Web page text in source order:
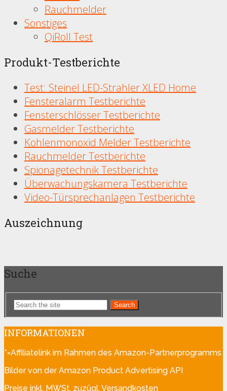
Rauchmelder
Sonstiges
QiRoll Test
Produkt-Testberichte
Test: Steinel LED-Strahler XLED Home
Fensteralarm Testberichte
Fensterschlösser Testberichte
Gasmelder Testberichte
Kohlenmonoxid Melder Testberichte
Rauchmelder Testberichte
Spionagetechnik Testberichte
Überwachungskamera Testberichte
Video-Türsprechanlagen Testberichte
Auszeichnung
Suche
Search
INFORMATIONEN
*=Affiliatelink im Rahmen des Amazon-Partnerprogramms
Bilder von der Amazon Product Advertising API
Preise inkl. MWSt, zuzügl. Versandkosten